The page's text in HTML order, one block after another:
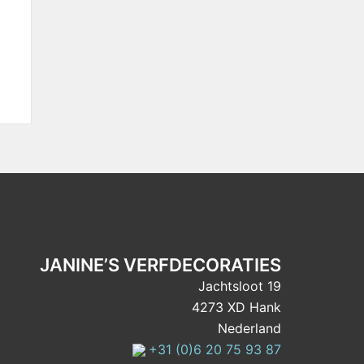
JANINE’S VERFDECORATIES
Jachtsloot 19
4273 XD Hank
Nederland
+31 (0)6 20 75 93 87